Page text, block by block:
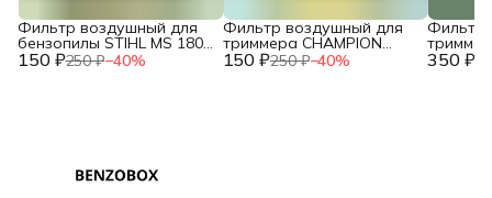
150 ₽250 ₽−40%
Фильтр воздушный для
бензопилы STIHL MS 180
двухслойный NEW c 150 ₽250 ₽−40%
Фильтр воздушный для
триммера CHAMPION
T444S-2 / HUSQVARNA 350 ₽
Фильтр
T463S-